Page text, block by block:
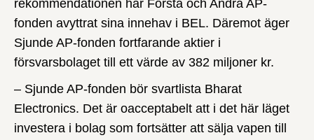
rekommendationen har Första och Andra AP-
fonden avyttrat sina innehav i BEL. Däremot äger
Sjunde AP-fonden fortfarande aktier i
försvarsbolaget till ett värde av 382 miljoner kr.
– Sjunde AP-fonden bör svartlista Bharat
Electronics. Det är oacceptabelt att i det här läget
investera i bolag som fortsätter att sälja vapen till